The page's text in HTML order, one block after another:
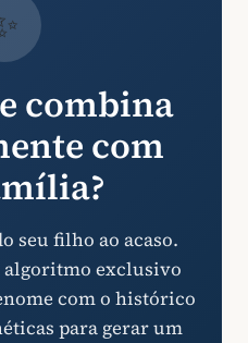
combina
com
seu filho ao acaso.
algoritmo exclusivo
com o histórico
para gerar um